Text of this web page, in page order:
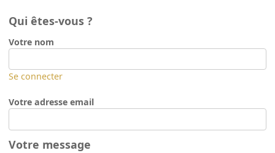
Qui êtes-vous ?
Votre nom
Se connecter
Votre adresse email
Votre message